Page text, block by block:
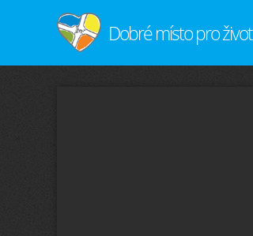
Dobré místo pro život